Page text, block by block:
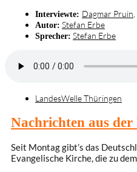
Interviewte: Dagmar Pruin
Autor: Stefan Erbe
Sprecher: Stefan Erbe
LandesWelle Thüringen
Nachrichten aus
Seit Montag gibt’s das
Evangelische Kirche, die zu